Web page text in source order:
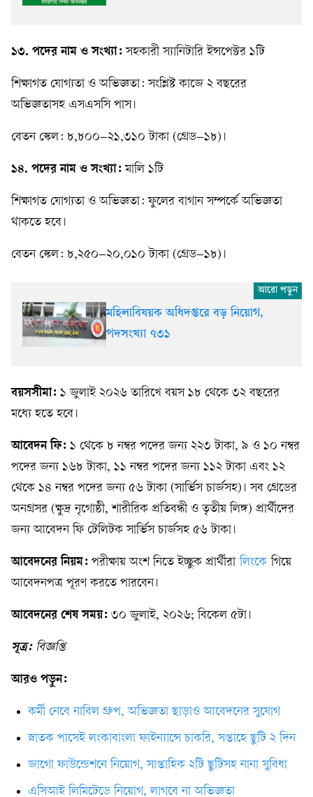
১৩. পদের নাম ও সংখ্যা: সহকারী স্যানিটারি ইন্সপেক্টর ১টি
শিক্ষাগত যোগ্যতা ও অভিজ্ঞতা: সংশ্লিষ্ট কাজে ২ বছরের
অভিজ্ঞতাসহ এসএসসি পাস।
বেতন স্কেল: ৮,৮০০–২১,৩১০ টাকা (গ্রেড–১৮)।
১৪. পদের নাম ও সংখ্যা: মালি ১টি
শিক্ষাগত যোগ্যতা ও অভিজ্ঞতা: ফুলের বাগান সম্পর্কে অভিজ্ঞতা
থাকতে হবে।
বেতন স্কেল: ৮,২৫০–২০,০১০ টাকা (গ্রেড–১৮)।
মহিলাবিষয়ক অধিদপ্তরে বড় নিয়োগ,
পদসংখ্যা ৭৩১
বয়সসীমা: ১ জুলাই ২০২৬ তারিখে বয়স ১৮ থেকে ৩২ বছরের
মধ্যে হতে হবে।
আবেদন ফি: ১ থেকে ৮ নম্বর পদের জন্য ২২৩ টাকা, ৯ ও ১০ নম্বর
পদের জন্য ১৬৮ টাকা, ১১ নম্বর পদের জন্য ১১২ টাকা এবং ১২
থেকে ১৪ নম্বর পদের জন্য ৫৬ টাকা (সার্ভিস চার্জসহ)। সব গ্রেডের
অনগ্রসর (ক্ষুদ্র নৃগোষ্ঠী, শারীরিক প্রতিবন্ধী ও তৃতীয় লিঙ্গ) প্রার্থীদের
জন্য আবেদন ফি টেলিটক সার্ভিস চার্জসহ ৫৬ টাকা।
আবেদনের নিয়ম: পরীক্ষায় অংশ নিতে ইচ্ছুক প্রার্থীরালিংকে গিয়ে
আবেদনপত্র পূরণ করতে পারবেন।
আবেদনের শেষ সময়: ৩০ জুলাই, ২০২৬; বিকেল ৫টা।
সূত্র: বিজ্ঞপ্তি
আরও পড়ুন:
কর্মী নেবে নাবিল গ্রুপ, অভিজ্ঞতা ছাড়াও আবেদনের সুযোগ
স্নাতক পাসেই লংকাবাংলা ফাইন্যান্সে চাকরি, সপ্তাহে ছুটি ২ দিন
জাগো ফাউন্ডেশনে নিয়োগ, সাপ্তাহিক ২টি ছুটিসহ নানা সুবিধা
এসিআই লিমিটেডে নিয়োগ, লাগবে না অভিজ্ঞতা